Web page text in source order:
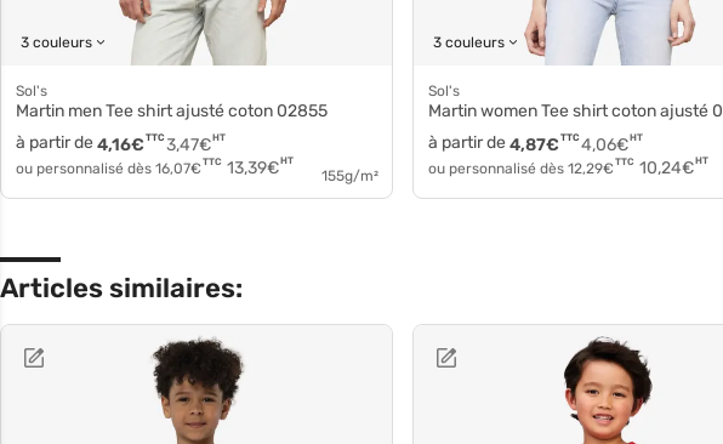
3 couleurs
Sol's
Martin men Tee shirt ajusté coton 02855
à partir de
3,47€HT
4,16€ TTC
ou personnalisé dès 16,07€ TTC 13,39€HT
155g/m²
3 couleurs
Sol's
Martin women Tee shirt coton ajusté
à partir de
4,06€HT
4,87€ TTC
ou personnalisé dès 12,29€ TTC 10,24€HT
Articles similaires: